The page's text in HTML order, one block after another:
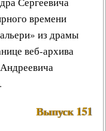
времени
из драмы
веб-архива
Выпуск 151